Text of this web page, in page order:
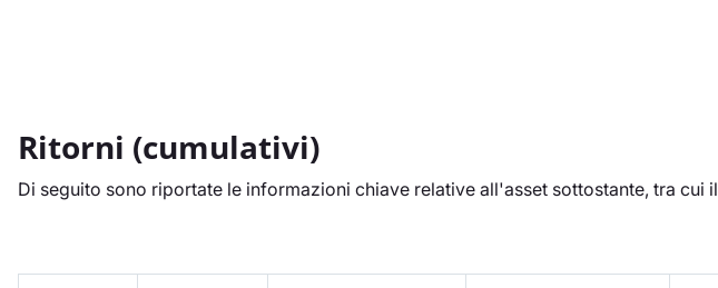
Ritorni (cumulativi)
Di seguito sono riportate le informazioni chiave relative all'asset sottostante, tra